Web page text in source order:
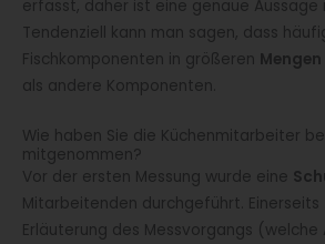
erfasst, daher ist eine genaue Aussage
Tendenziell kann man sagen, dass
Fischkomponenten in größeren Mengen
als andere Komponenten.
Wie haben Sie die Küchenmitarbeiter
mitgenommen?
Vor der ersten Messung wurde eine
Mitarbeitenden durchgeführt. Einerseits
Erläuterung des Messvorgangs (welche